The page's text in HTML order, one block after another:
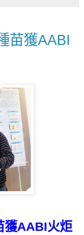
苗獲AABI
獲AABI火炬